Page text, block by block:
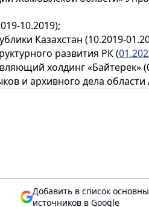
10.2019);
Казахстан (10.2019-
развития РК (
холдинг «Байтерек»
и архивного дела области
Добавить в список
источников в Google